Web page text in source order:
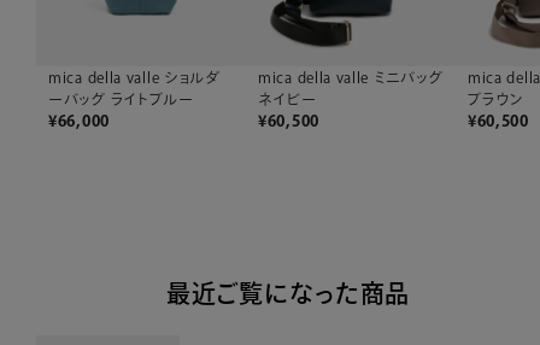
mica della valle ショルダ
ーバッグ ライトブルー
¥66,000
mica della valle ミニバッグ
ネイビー
¥60,500
mica
ブラウン
¥60,500
最近ご覧になった商品